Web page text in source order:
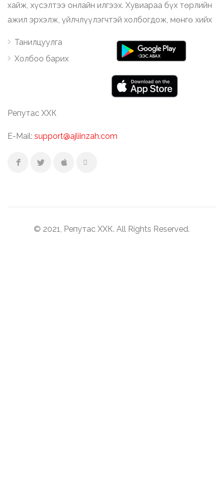
хайж, хүсэлтээ онлайн илгээх. Хувиараа бүх төрлийн
ажил эрхэлж, үйлчлүүлэгчтэй холбогдож, мөнгө хийх
Танилцуулга
Холбоо барих
Репутас ХХК
E-Mail: support@ajliinzah.com
© 2021, Репутас ХХК. All Rights Reserved.